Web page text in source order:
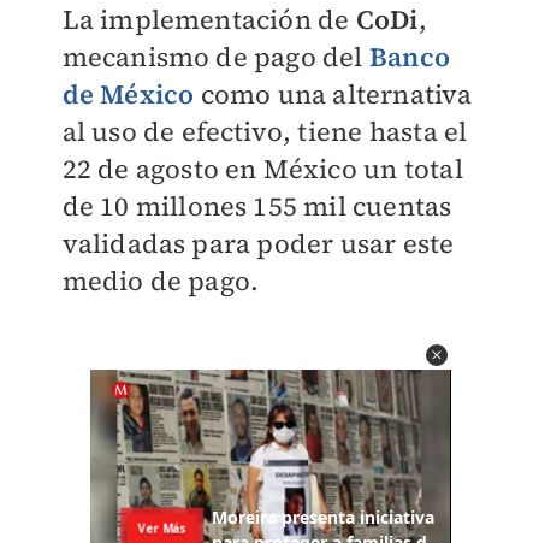
La implementación de CoDi,
mecanismo de pago del Banco
de México como una alternativa
al uso de efectivo, tiene hasta el
22 de agosto en México un total
de 10 millones 155 mil cuentas
validadas para poder usar este
medio de pago.